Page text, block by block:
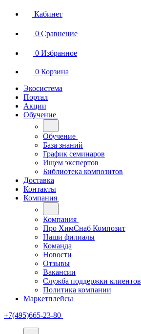
Кабинет
0 Сравнение
0 Избранное
0 Корзина
Экосистема
Портал
Акции
Обучение
Обучение
База знаний
График семинаров
Ищем экспертов
Библиотека композитов
Доставка
Контакты
Компания
Компания
Про ХимСнаб Композит
Наши филиалы
Команда
Новости
Отзывы
Вакансии
Служба поддержки клиентов
Политика компании
Маркетплейсы
+7(495)665-23-80